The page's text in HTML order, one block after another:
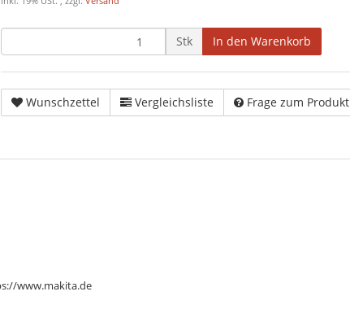
Stk In den Warenkorb
Wunschzettel Vergleichsliste Frage zum Produkt
www.makita.de